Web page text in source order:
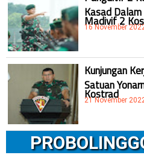
Kasad
Madivif 2
16 November
Kunjungan
Satuan
Kostrad
21 November